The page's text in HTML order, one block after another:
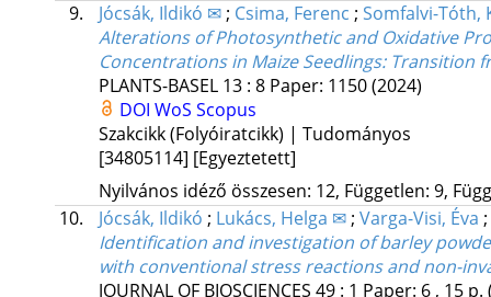
9.
Jócsák, Ildikó ✉; Csima, Ferenc ; Somfalvi-Tóth,
Alterations of Photosynthetic and Oxidative
Concentrations in Maize Seedlings: Transition
PLANTS-BASEL 13: 8 Paper: 1150(2024)
DOI WoS Scopus
Szakcikk (Folyóiratcikk) | Tudományos
[34805114] [Egyeztetett]
Nyilvános idéző összesen: 12, Független: 9,
10.
Jócsák, Ildikó ; Lukács, Helga ✉; Varga-Visi, Éva ;
Identification and investigation of barley
with conventional stress reactions and non-
JOURNAL OF BIOSCIENCES 49: 1 Paper: 6 , 15 p.